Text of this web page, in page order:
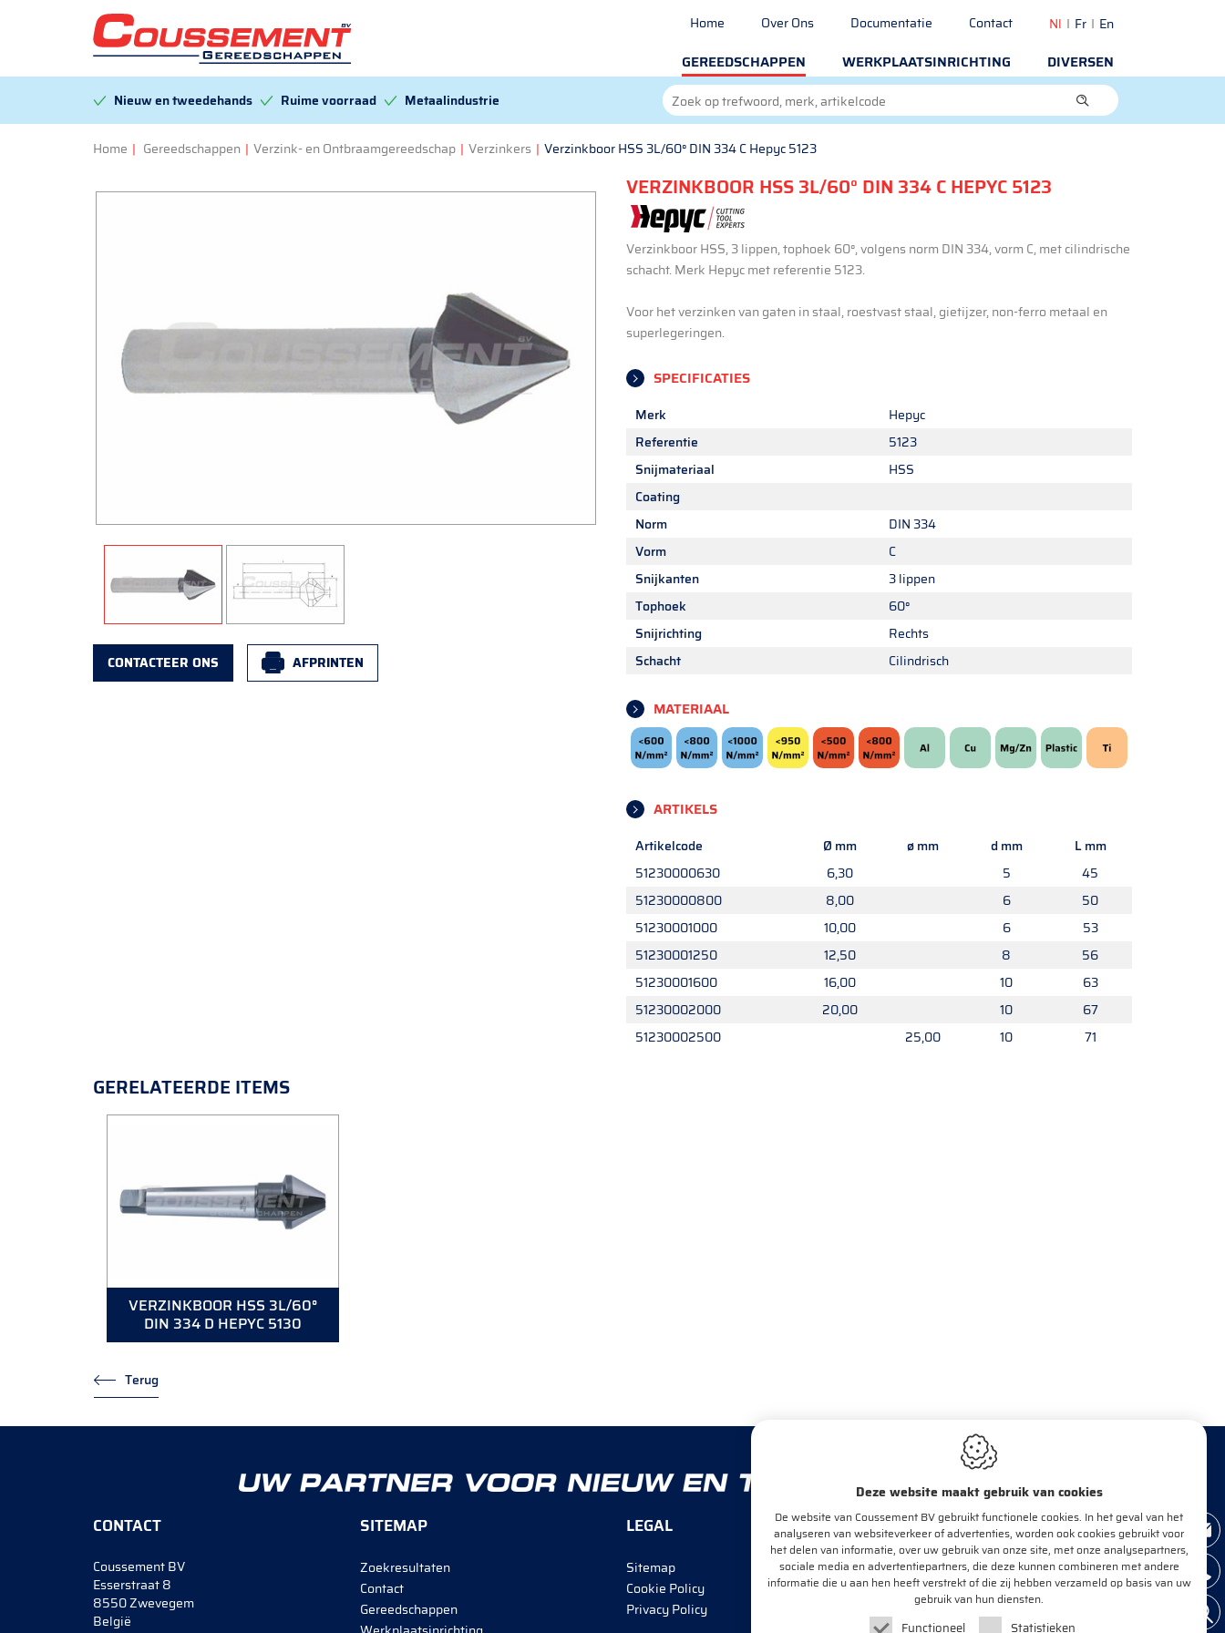
Home Over Ons Documentatie Contact Nl Fr En
GEREEDSCHAPPEN WERKPLAATSINRICHTING DIVERSEN
Nieuw en tweedehands Ruime voorraad Metaalindustrie
Home | Gereedschappen | Verzink- en Ontbraamgereedschap | Verzinkers | Verzinkboor HSS 3L/60° DIN 334 C Hepyc 5123
CONTACTEER ONS AFPRINTEN
VERZINKBOOR HSS 3L/60° DIN 334 C HEPYC 5123
Verzinkboor HSS, 3 lippen, tophoek 60°, volgens norm DIN 334, vorm C, met cilindrische
schacht. Merk Hepyc met referentie 5123.
Voor het verzinken van gaten in staal, roestvast staal, gietijzer, non-ferro metaal en
superlegeringen.
SPECIFICATIES
Merk
Hepyc
Referentie
5123
Snijmateriaal
HSS
Coating
Norm
DIN 334
Vorm
C
Snijkanten
3 lippen
Tophoek
60°
Snijrichting
Rechts
Schacht
Cilindrisch
MATERIAAL
ARTIKELS
Artikelcode Ø mm ø mm d mm
L mm
51230000630
6,30 5
45
51230000800
8,00 6
50
51230001000
10,00 6
53
51230001250
12,50 8
56
51230001600
16,00 10
63
51230002000
20,00 10
67
51230002500
25,00 10 71
GERELATEERDE ITEMS
VERZINKBOOR HSS 3L/60°
DIN 334 D HEPYC 5130
Terug
CONTACT
Coussement BV
Esserstraat 8
8550 Zwevegem
België
SITEMAP
Zoekresultaten
Contact
Gereedschappen
LEGAL
Sitemap
Cookie Policy
Privacy Policy
BRENG MIJ OP DE HOOGTE!
E-mail*
Deze website maakt gebruik van cookies
De website van Coussement BV gebruikt functionele cookies. In het geval van het
analyseren van websiteverkeer of advertenties, worden ook cookies gebruikt voor
het delen van informatie, over uw gebruik van onze site, met onze analysepartners,
sociale media en advertentiepartners, die deze kunnen combineren met andere
informatie die u aan hen heeft verstrekt of die zij hebben verzameld op basis van uw
gebruik van hun diensten.
Functioneel Statistieken